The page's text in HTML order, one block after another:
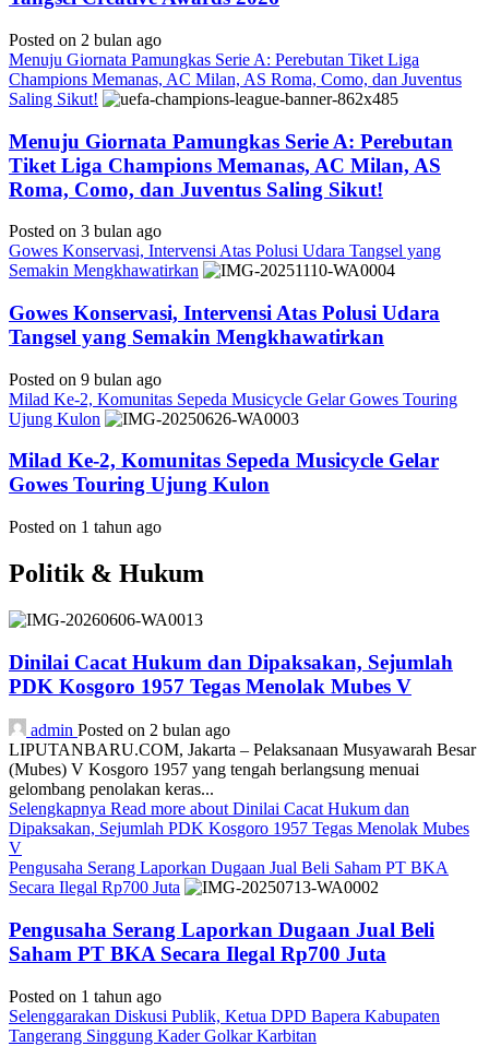
Posted on 2 bulan ago
Menuju Giornata Pamungkas Serie A: Perebutan Tiket Liga
Champions Memanas, AC Milan, AS Roma, Como, dan Juventus
Saling Sikut!
Menuju Giornata Pamungkas Serie A: Perebutan
Tiket Liga Champions Memanas, AC Milan, AS
Roma, Como, dan Juventus Saling Sikut!
Posted on 3 bulan ago
Gowes Konservasi, Intervensi Atas Polusi Udara Tangsel yang
Semakin Mengkhawatirkan
Gowes Konservasi, Intervensi Atas Polusi Udara
Tangsel yang Semakin Mengkhawatirkan
Posted on 9 bulan ago
Milad Ke-2, Komunitas Sepeda Musicycle Gelar Gowes Touring
Ujung Kulon
Milad Ke-2, Komunitas Sepeda Musicycle Gelar
Gowes Touring Ujung Kulon
Posted on 1 tahun ago
Politik & Hukum
Dinilai Cacat Hukum dan Dipaksakan, Sejumlah
PDK Kosgoro 1957 Tegas Menolak Mubes V
admin Posted on 2 bulan ago
LIPUTANBARU.COM, Jakarta – Pelaksanaan Musyawarah Besar
(Mubes) V Kosgoro 1957 yang tengah berlangsung menuai
gelombang penolakan keras...
Selengkapnya Read more about Dinilai Cacat Hukum dan
Dipaksakan, Sejumlah PDK Kosgoro 1957 Tegas Menolak Mubes
V
Pengusaha Serang Laporkan Dugaan Jual Beli Saham PT BKA
Secara Ilegal Rp700 Juta
Pengusaha Serang Laporkan Dugaan Jual Beli
Saham PT BKA Secara Ilegal Rp700 Juta
Posted on 1 tahun ago
Selenggarakan Diskusi Publik, Ketua DPD Bapera Kabupaten
Tangerang Singgung Kader Golkar Karbitan